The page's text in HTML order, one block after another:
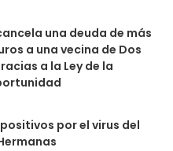
una deuda de más
a una vecina de Dos
a la Ley de la
por el virus del